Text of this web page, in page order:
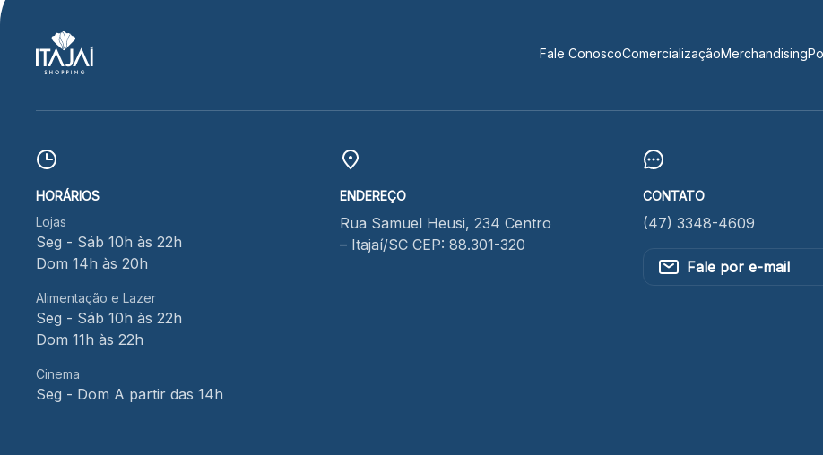
Fale ConoscoComercializaçãoMerchandising
HORÁRIOS
Lojas
Seg - Sáb 10h às 22h
Dom 14h às 20h
Alimentação e Lazer
Seg - Sáb 10h às 22h
Dom 11h às 22h
Cinema
Seg - Dom A partir das 14h
ENDEREÇO
Rua Samuel Heusi, 234 Centro
– Itajaí/SC CEP: 88.301-320
CONTATO
(47) 3348-4609
Fale por e-mail